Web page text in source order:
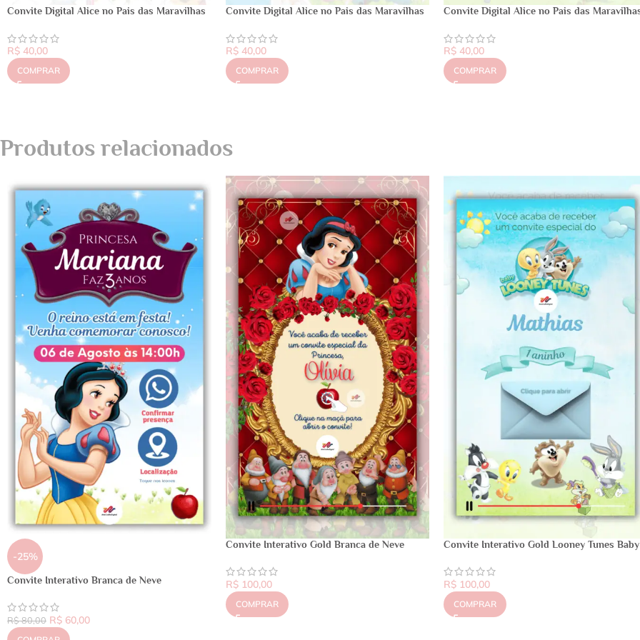
Convite Digital Alice no Pais das Maravilhas
R$ 40,00
COMPRAR
Convite Digital Alice no Pais das Maravilhas
R$40,00
COMPRAR
Convite Digital Alice no Pais das
R$ 40,00
COMPRAR
Produtos relacionados
-25%
Convite Interativo Branca de Neve
R$80,00 R$ 60,00
Convite Interativo Gold Branca de Neve
R$100,00
COMPRAR
Convite Interativo Gold Looney Tunes Baby
R$ 100,00
COMPRAR